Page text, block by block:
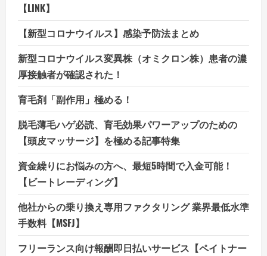
【LINK】
【新型コロナウイルス】感染予防法まとめ
新型コロナウイルス変異株（オミクロン株）患者の濃
厚接触者が確認された！
育毛剤「副作用」極める！
脱毛薄毛ハゲ必読、育毛効果パワーアップのための
【頭皮マッサージ】を極める記事特集
資金繰りにお悩みの方へ、最短5時間で入金可能！
【ビートレーディング】
他社からの乗り換え専用ファクタリング 業界最低水準
手数料【MSFJ】
フリーランス向け報酬即日払いサービス【ペイトナー